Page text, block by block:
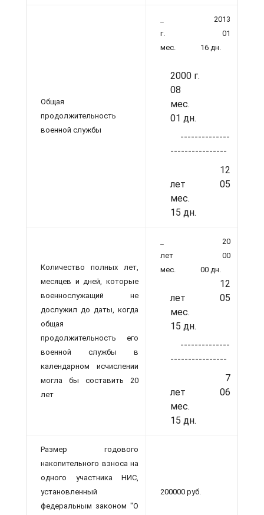
Общая
продолжительность
военной службы
_ 2013
г. 01
мес. 16 дн.
2000 г.
08
мес.
01 дн.
--------------
----------------
12
лет 05
мес.
15 дн.
Количество полных лет,
месяцев и дней, которые
военнослужащий не
дослужил до даты, когда
общая
продолжительность его
военной службы в
календарном исчислении
могла бы составить 20
лет
_ 20
лет 00
мес. 00 дн.
12
лет 05
мес.
15 дн.
--------------
----------------
7
лет 06
мес.
15 дн.
Размер годового
накопительного взноса на
одного участника НИС,
установленный
федеральным законом "О
200000 руб.